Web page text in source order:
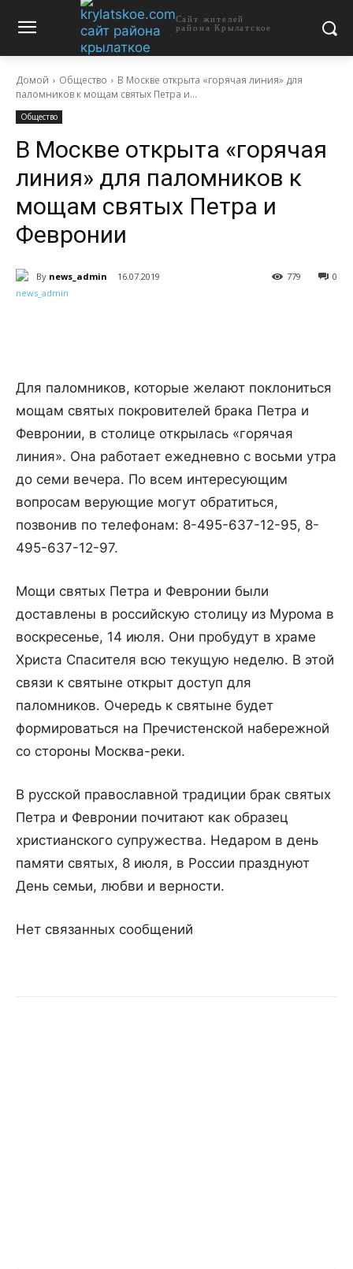
Сайт жителей
района Крылатское
Домой Общество
В Москве открыта «горячая линия» для
паломников к мощам святых Петра и...
Общество
В Москве открыта «горячая
линия» для паломников к
мощам святых Петра и
Февронии
By news_admin 16.07.2019 0
779
Для паломников, которые желают поклониться
мощам святых покровителей брака Петра и
Февронии, в столице открылась «горячая
линия». Она работает ежедневно с восьми утра
до семи вечера. По всем интересующим
вопросам верующие могут обратиться,
позвонив по телефонам: 8-495-637-12-95, 8-
495-637-12-97.
Мощи святых Петра и Февронии были
доставлены в российскую столицу из Мурома в
воскресенье, 14 июля. Они пробудут в храме
Христа Спасителя всю текущую неделю. В этой
связи к святыне открыт доступ для
паломников. Очередь к святыне будет
формироваться на Пречистенской набережной
со стороны Москва-реки.
В русской православной традиции брак святых
Петра и Февронии почитают как образец
христианского супружества. Недаром в день
памяти святых, 8 июля, в России празднуют
День семьи, любви и верности.
Нет связанных сообщений